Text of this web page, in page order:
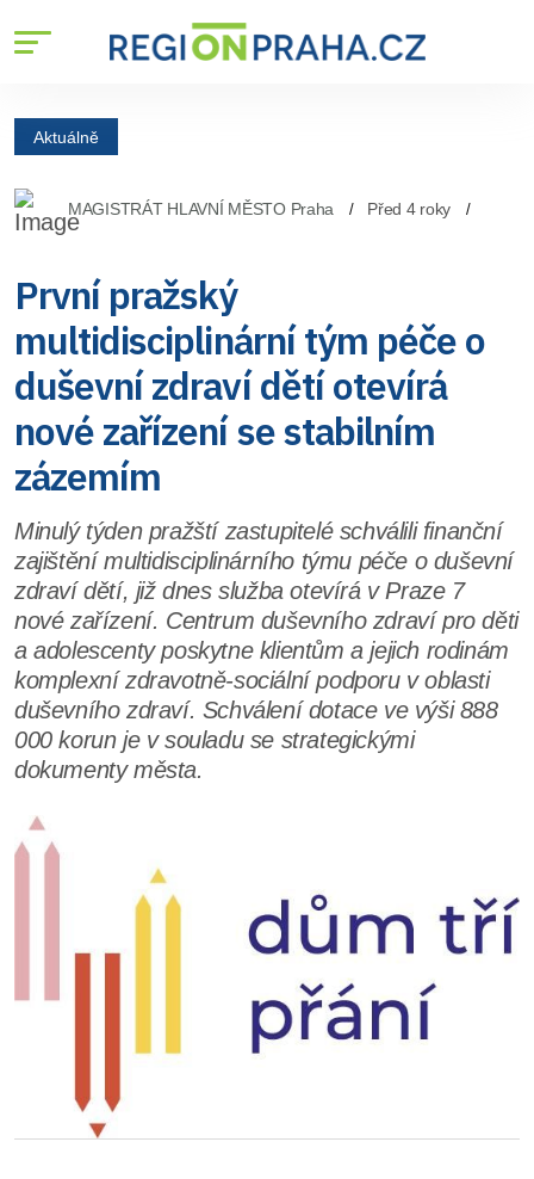
Aktuálně
MAGISTRÁT HLAVNÍ MĚSTO Praha Před 4 roky
První pražský
multidisciplinární tým péče o
duševní zdraví dětí otevírá
nové zařízení se stabilním
zázemím
Minulý týden pražští zastupitelé schválili finanční
zajištění multidisciplinárního týmu péče o duševní
zdraví dětí, již dnes služba otevírá v Praze 7
nové zařízení. Centrum duševního zdraví pro děti
a adolescenty poskytne klientům a jejich rodinám
komplexní zdravotně-sociální podporu v oblasti
duševního zdraví. Schválení dotace ve výši 888
000 korun je v souladu se strategickými
dokumenty města.